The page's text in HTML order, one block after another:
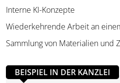
Interne KI-Konzepte
Wiederkehrende Arbeit an
Sammlung von Materialien und
BEISPIEL IN DER KANZLEI